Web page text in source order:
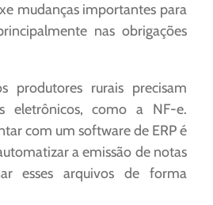
mudanças importantes para
nas obrigações
produtores rurais precisam
eletrônicos, como a NF-e.
com um software de ERP é
a emissão de notas
esses arquivos de forma